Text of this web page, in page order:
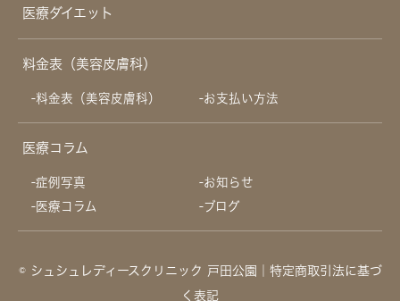
医療ダイエット
料金表（美容皮膚科）
料金表（美容皮膚科） お支払い方法
医療コラム
症例写真
お知らせ
医療コラム
ブログ
© シュシュレディースクリニック 戸田公園
｜特定商取引法に基づ
く表記